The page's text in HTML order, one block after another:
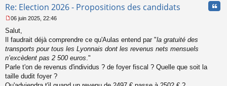
Re: Election 2026 - Propositions des candidats
e
s
s
g
e
n
o
06 juin 2025, 22:46
Salut,
Il faudrait déjà comprendre ce qu'Aulas entend par "la gratuité des
transports pour tous les Lyonnais dont les revenus nets mensuels
n’excèdent pas 2 500 euros ."
Parle t'on de revenus d'individus ? de foyer fiscal ? Quelle que soit la
taille dudit foyer ?